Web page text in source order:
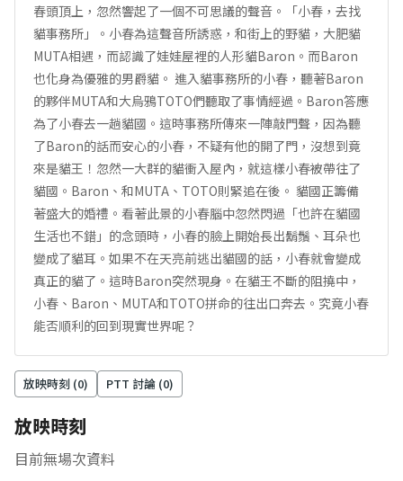
春頭頂上，忽然響起了一個不可思議的聲音。「小春，去找
貓事務所」。小春為這聲音所誘惑，和街上的野貓，大肥貓
MUTA相遇，而認識了娃娃屋裡的人形貓Baron。而Baron
也化身為優雅的男爵貓。 進入貓事務所的小春，聽著Baron
的夥伴MUTA和大烏鴉TOTO們聽取了事情經過。Baron答應
為了小春去一趟貓國。這時事務所傳來一陣敲門聲，因為聽
了Baron的話而安心的小春，不疑有他的開了門，沒想到竟
來是貓王！忽然一大群的貓衝入屋內，就這樣小春被帶往了
貓國。Baron、和MUTA、TOTO則緊追在後。 貓國正籌備
著盛大的婚禮。看著此景的小春腦中忽然閃過「也許在貓國
生活也不錯」的念頭時，小春的臉上開始長出鬍鬚、耳朵也
變成了貓耳。如果不在天亮前逃出貓國的話，小春就會變成
真正的貓了。這時Baron突然現身。在貓王不斷的阻撓中，
小春、Baron、MUTA和TOTO拼命的往出口奔去。究竟小春
能否順利的回到現實世界呢？
放映時刻 (0) PTT 討論 (0)
放映時刻
目前無場次資料